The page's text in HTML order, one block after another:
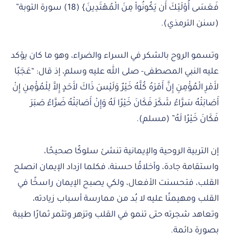
فَعَسَى أُوْلَئِكَ أَن يَكُونُواْ مِنَ الْمُهْتَدِينَ} (18) سورة التوبة”
(سنن الترمذي).
وتسمو الروح بالشكر في السراء والضراء، وهو ما كان يؤكد
عليه النبي المصطفى- صلى الله عليه وسلم، إذ قال: “عَجَبًا
لأَمْرِ الْمُؤْمِنِ إِنَّ أَمْرَهُ كُلَّهُ خَيْرٌ وَلَيْسَ ذَاكَ لأَحَدٍ إِلاَّ لِلْمُؤْمِنِ إِنْ
أَصَابَتْهُ سَرَّاءُ شَكَرَ فَكَانَ خَيْرًا لَهُ وَإِنْ أَصَابَتْهُ ضَرَّاءُ صَبَرَ
فَكَانَ خَيْرًا لَهُ” (مسلم).
إن التربية الروحية والإيمانية تنشئ سلوكًا صحيحًا،
واستقامة جادة، وأخلاقًا حسنة، فكلما ازداد الإيمان انصلح
القلب، فتحسنت الأفعال، ولكي يصبح الإيمان راسخًا في
القلب ومهيمنًا عليه لا بُد من ممارسة أسباب زيادته،
وتعاهد شجرته حتى تنمو في القلب وتزهر وتثمر ثمارًا طيبة
بصورة دائمة.